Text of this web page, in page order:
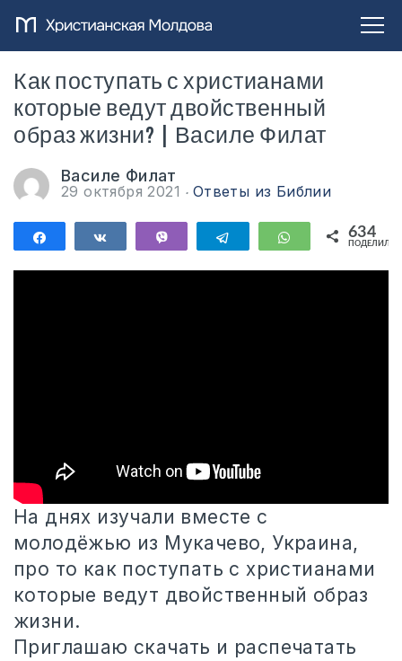
Как поступать с христианами
которые ведут двойственный
образ жизни? | Василе Филат
Василе Филат
29 октября 2021 Ответы из Библии
ПоделитьсяПоделиться Telegram WhatsApp
634
На днях изучали вместе с
молодёжью из Мукачево, Украина,
про то как поступать с христианами
которые ведут двойственный образ
жизни.
Приглашаю скачать и распечатать